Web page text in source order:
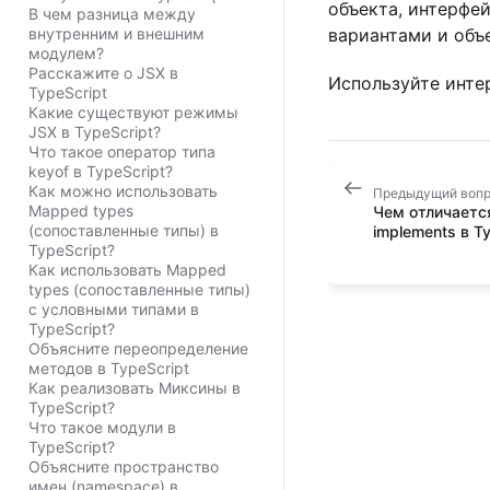
В чем разница между
внутренним и внешним
модулем?
Расскажите о JSX в
TypeScript
Какие существуют режимы
JSX в TypeScript?
Что такое оператор типа
keyof в TypeScript?
Как можно использовать
Mapped types
(сопоставленные типы) в
TypeScript?
Как использовать Mapped
types (сопоставленные типы)
с условными типами в
TypeScript?
Объясните переопределение
методов в TypeScript
Как реализовать Миксины в
TypeScript?
Что такое модули в
TypeScript?
Объясните пространство
имен (namespace) в
объекта,
вариантами и
Используйте
Предыдущий
Чем
implements в